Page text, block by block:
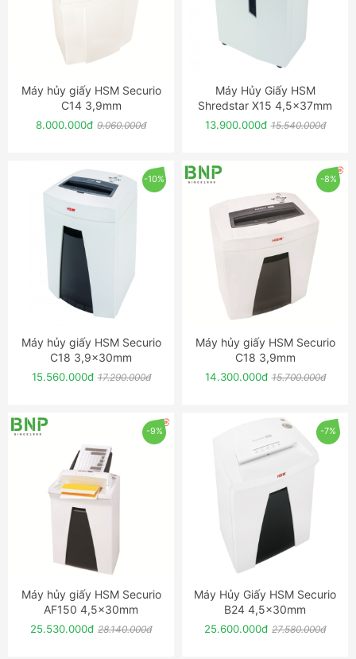
ĐẶT NGAY
Máy hủy giấy HSM Securio
C14 3,9mm
8.000.000đ 9.060.000đ
ĐẶT NGAY
Máy Hủy Giấy HSM
Shredstar X15 4,5x37mm
13.900.000đ 15.540.000đ
-10%
ĐẶT NGAY
Máy hủy giấy HSM Securio
C18 3,9x30mm
15.560.000đ 17.290.000đ
-8%
ĐẶT NGAY
Máy hủy giấy HSM Securio
C18 3,9mm
14.300.000đ 15.700.000đ
-9%
ĐẶT NGAY
Máy hủy giấy HSM Securio
AF150 4,5x30mm
25.530.000đ 28.140.000đ
-7%
ĐẶT NGAY
Máy Hủy Giấy HSM Securio
B24 4,5x30mm
25.600.000đ 27.580.000đ